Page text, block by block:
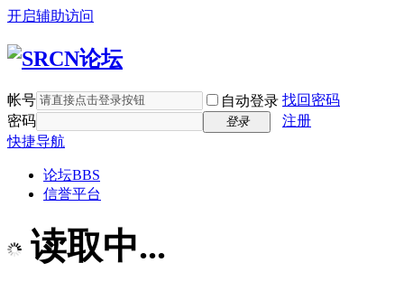
开启辅助访问
帐号 自动登录 找回密码
密码
登录
注册
快捷导航
论坛BBS
信誉平台
读取中...